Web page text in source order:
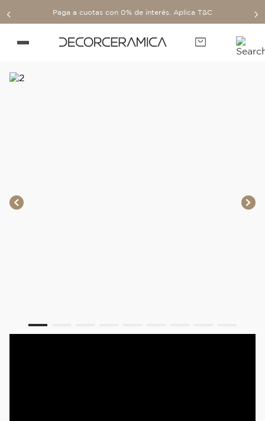
Paga a cuotas con 0% de interés. Aplica T&C